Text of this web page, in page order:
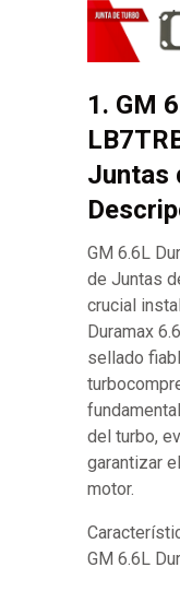
1. GM
Juntas
GM 6.6L
de Juntas
crucial
Duramax
sellado
del turbo,
garantizar
motor.
GM 6.6L